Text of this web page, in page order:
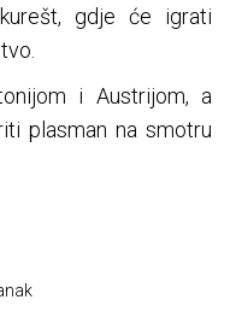
gdje će igrati
i Austrijom, a
plasman na smotru